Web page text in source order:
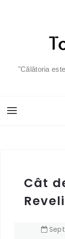
"Călătoria
Cât